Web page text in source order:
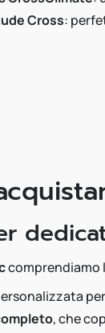
Cross:
comprendiamo
, che